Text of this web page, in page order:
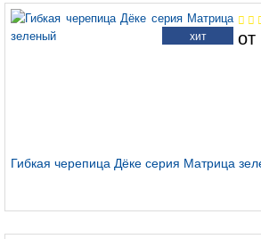
хит от
Гибкая черепица Дёке серия Матрица